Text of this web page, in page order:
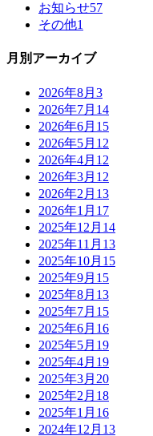
お知らせ57
その他1
月別アーカイブ
2026年8月 3
2026年7月 14
2026年6月 15
2026年5月 12
2026年4月 12
2026年3月 12
2026年2月 13
2026年1月 17
2025年12月 14
2025年11月 13
2025年10月 15
2025年9月 15
2025年8月 13
2025年7月 15
2025年6月 16
2025年5月 19
2025年4月 19
2025年3月 20
2025年2月 18
2025年1月 16
2024年12月 13